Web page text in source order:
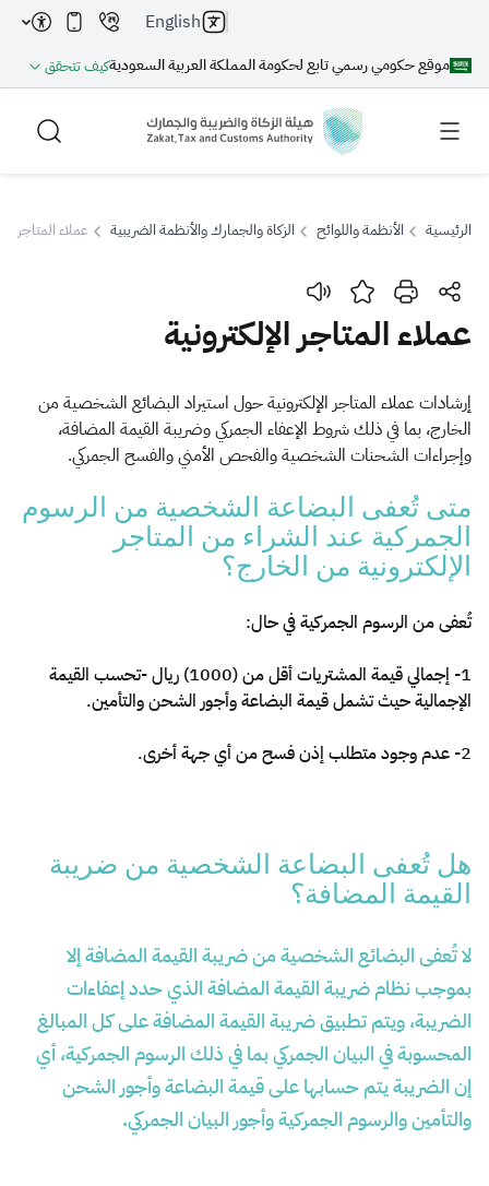
موقع حكومي رسمي تابع لحكومة المملكة العربية السعوديةكيف تتحقق
English
بحث
اقتراحات
الزكاة الجمارك
ضريبة القيمة المضافة
الإقرار الضريبي
التصرفات العقارية
الرئيسية الأنظمة واللوائح الزكاة والجمارك والأنظمة الضريبية عملاء المتاجر
عملاء المتاجر الإلكترونية
​​​​إرشادات عملاء المتاجر الإلكترونية حول استيراد البضائع الشخصية من
الخارج، بما في ذلك شروط الإعفاء الجمركي وضريبة القيمة المضافة،
وإجراءات الشحنات الشخصية والفحص الأمني والفسح الجمركي.
متى تُعفى البضاعة الشخصية من الرسوم
الجمركية عند الشراء من المتاجر
الإلكترونية من الخارج؟​
تُعفى من الرسوم الجمركية في حال:
1- إجمالي قيمة المشتريات أقل من (1000) ريال -تحسب القيمة
الإجمالية حيث تشمل قيمة البضاعة وأجور الشحن والتأمين.
2- عدم وجود متطلب إذن فسح من أي جهة أخرى.
هل تُعفى البضاعة الشخصية من ضريبة
القيمة المضافة؟​
لا تُعفى البضائع الشخصية من ضريبة القيمة المضافة إلا
بموجب نظام ضريبة القيمة المضافة الذي حدد إعفاءات
الضريبة، ويتم تطبيق ضريبة القيمة المضافة على كل المبالغ
المحسوبة في البيان الجمركي بما في ذلك الرسوم الجمركية، أي
إن الضريبة يتم حسابها على قيمة البضاعة وأجور الشحن
والتأمين والرسوم الجمركية وأجور البيان الجمركي.